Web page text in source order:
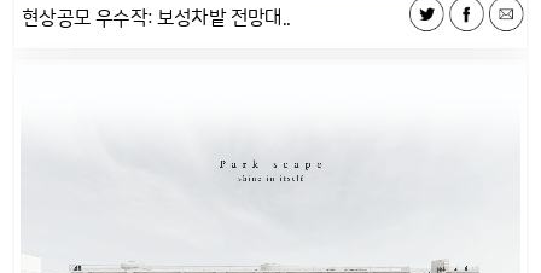
현상공모 우수작: 보성차밭 전망대..